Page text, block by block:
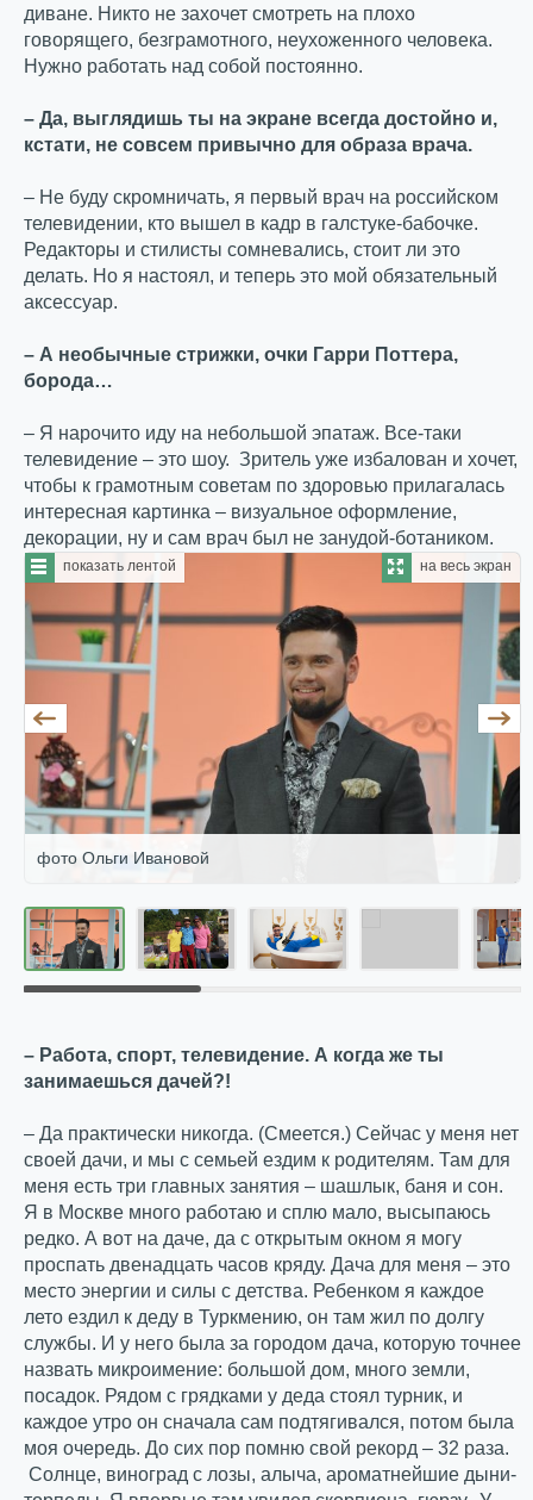
диване. Никто не захочет смотреть на плохо
говорящего, безграмотного, неухоженного человека.
Нужно работать над собой постоянно.
– Да, выглядишь ты на экране всегда достойно и,
кстати, не совсем привычно для образа врача.
– Не буду скромничать, я первый врач на российском
телевидении, кто вышел в кадр в галстуке-бабочке.
Редакторы и стилисты сомневались, стоит ли это
делать. Но я настоял, и теперь это мой обязательный
аксессуар.
– А необычные стрижки, очки Гарри Поттера,
борода…
– Я нарочито иду на небольшой эпатаж. Все-таки
телевидение – это шоу. Зритель уже избалован и хочет,
чтобы к грамотным советам по здоровью прилагалась
интересная картинка – визуальное оформление,
декорации, ну и сам врач был не занудой-ботаником.
показать лентой на весь экран
фото Ольги Ивановой
– Работа, спорт, телевидение. А когда же ты
занимаешься дачей?!
– Да практически никогда. (Смеется.) Сейчас у меня нет
своей дачи, и мы с семьей ездим к родителям. Там для
меня есть три главных занятия – шашлык, баня и сон.
Я в Москве много работаю и сплю мало, высыпаюсь
редко. А вот на даче, да с открытым окном я могу
проспать двенадцать часов кряду. Дача для меня – это
место энергии и силы с детства. Ребенком я каждое
лето ездил к деду в Туркмению, он там жил по долгу
службы. И у него была за городом дача, которую точнее
назвать микроимение: большой дом, много земли,
посадок. Рядом с грядками у деда стоял турник, и
каждое утро он сначала сам подтягивался, потом была
моя очередь. До сих пор помню свой рекорд – 32 раза.
Солнце, виноград с лозы, алыча, ароматнейшие дыни-